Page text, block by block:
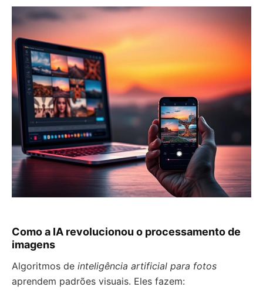
Como a IA revolucionou o processamento de
imagens
Algoritmos de inteligência artificial para fotos
aprendem padrões visuais. Eles fazem: